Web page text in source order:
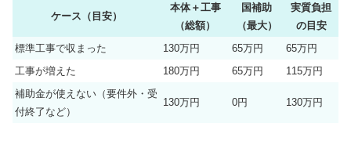
ケース（目安）
本体＋工事
（総額）
国補助
（最大）
実質負担
の目安
標準工事で収まった
130万円 65万円
65万円
工事が増えた
180万円 65万円
115万円
補助金が使えない（要件外・受
付終了など）
130万円 0円 130万円